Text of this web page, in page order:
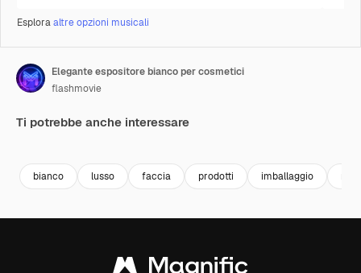
Esploraaltre opzioni musicali
Elegante espositore bianco per cosmetici
flashmovie
Ti potrebbe anche interessare
bianco lusso faccia prodotti imballaggio